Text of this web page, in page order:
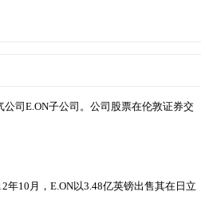
司E.ON子公司。公司股票在伦敦证券交
年10月，E.ON以3.48亿英镑出售其在日立